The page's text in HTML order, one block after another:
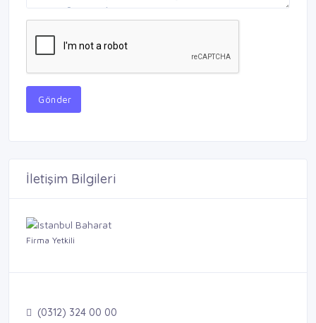
Gönder
İletişim Bilgileri
Firma Yetkili
(0312) 324 00 00